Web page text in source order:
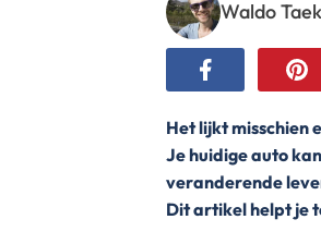
Waldo
Het lijkt misschien
Je huidige auto
veranderende
Dit artikel helpt je